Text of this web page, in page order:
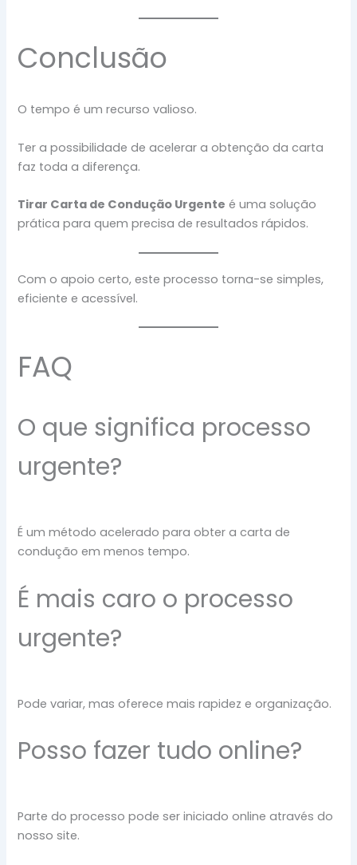
Conclusão
O tempo é um recurso valioso.
Ter a possibilidade de acelerar a obtenção da carta
faz toda a diferença.
Tirar Carta de Condução Urgente é uma solução
prática para quem precisa de resultados rápidos.
Com o apoio certo, este processo torna-se simples,
eficiente e acessível.
FAQ
O que significa processo
urgente?
É um método acelerado para obter a carta de
condução em menos tempo.
É mais caro o processo
urgente?
Pode variar, mas oferece mais rapidez e organização.
Posso fazer tudo online?
Parte do processo pode ser iniciado online através do
nosso site.